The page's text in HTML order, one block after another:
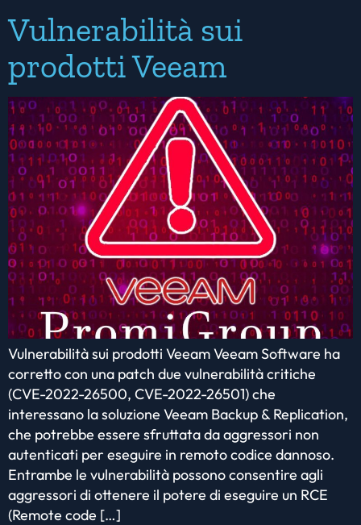
Vulnerabilità sui
prodotti Veeam
Vulnerabilità sui prodotti Veeam Veeam Software ha
corretto con una patch due vulnerabilità critiche
(CVE-2022-26500, CVE-2022-26501) che
interessano la soluzione Veeam Backup & Replication,
che potrebbe essere sfruttata da aggressori non
autenticati per eseguire in remoto codice dannoso.
Entrambe le vulnerabilità possono consentire agli
aggressori di ottenere il potere di eseguire un RCE
(Remote code […]